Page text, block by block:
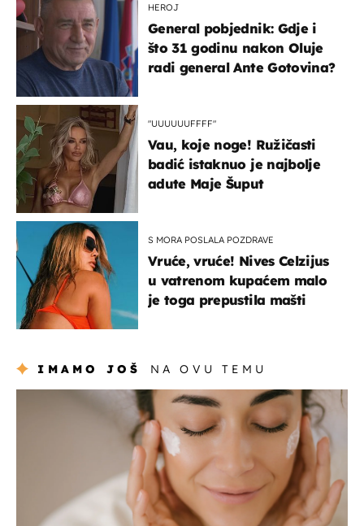
HEROJ
General pobjednik: Gdje i
što 31 godinu nakon Oluje
radi general Ante Gotovina?
"UUUUUUFFFF"
Vau, koje noge! Ružičasti
badić istaknuo je najbolje
adute Maje Šuput
S MORA POSLALA POZDRAVE
Vruće, vruće! Nives Celzijus
u vatrenom kupaćem malo
je toga prepustila mašti
IMAMO JOŠ NA OVU TEMU
moda & ljepota